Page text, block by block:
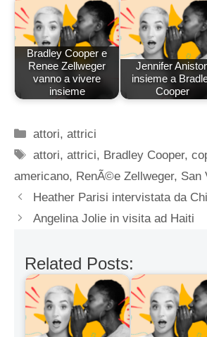
Bradley Cooper e
Renee Zellweger
vanno a vivere
insieme
Jennifer
insieme a
Cooper
Categorie
attori,attrici
Tag
attori,attrici, Bradley Cooper,
americano, RenÃ©e Zellweger, San
Heather Parisi intervistata da Chi
Angelina Jolie in visita ad Haiti
Related Posts: